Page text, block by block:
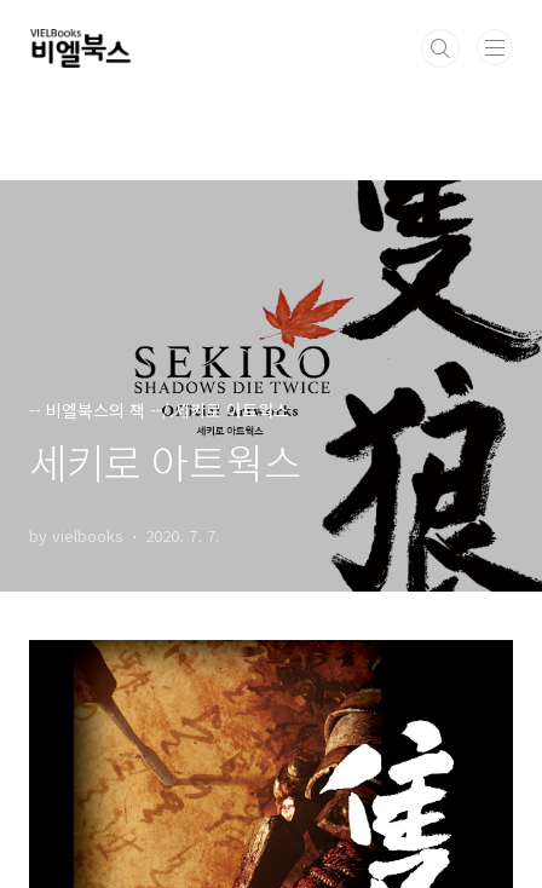
-- 비엘북스의 책 --/.세키로 아트웍스
세키로 아트웍스
by vielbooks 2020. 7. 7.